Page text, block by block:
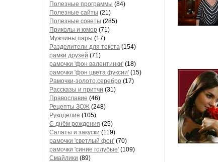
Полезные программы (84)
Полезные сайты (21)
Полезные советы (285)
Приколы и юмор (71)
Мужчины,пары (17)
Разделители для текста (154)
рамки друзей (71)
рамочки 'фон валентинки' (18)
рамочки 'фон цвета фуксии' (15)
Рамочки-золото,серебро (17)
Рассказы и притчи (31)
Православие (46)
Рецепты ЗОЖ (248)
Рукоделие (105)
С днём рождения (25)
Салаты и закуски (119)
рамочки 'светлый фон' (70)
рамочки 'синие голубые' (109)
Смайлики (89)